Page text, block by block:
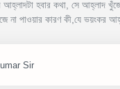
আহ্লাদটা হবার কথা, সে আহ্লাদ
না পাওয়ার কারণ কী,যে ভয়ংকর